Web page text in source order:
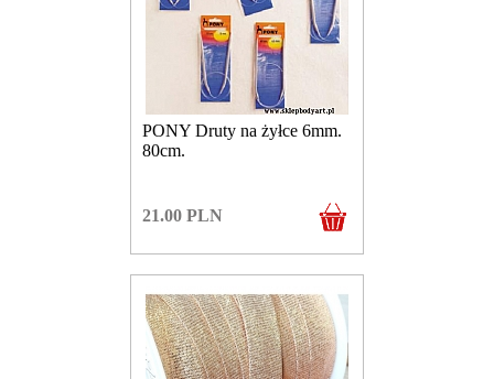
PONY Druty na żyłce 6mm.
80cm.
21.00 PLN